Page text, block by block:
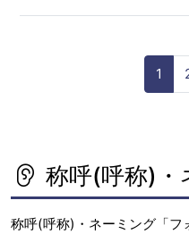
1
称呼(呼称)・
称呼(呼称)・ネーミング「フ